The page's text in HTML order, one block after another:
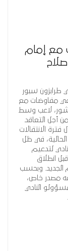
مع إمام
طرابزون سبور
في مفاوضات مع
لاعب وسط
من أجل التعاقد
فترة الانتقالات
الحالية، في ظل
لتدعيم
انطلاق
الجديد. وبحسب
مصدر خاص،
النادي